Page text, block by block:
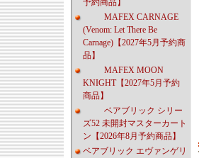
予約商品】
MAFEX CARNAGE
(Venom: Let There Be
Carnage)【2027年5月予約商
品】
MAFEX MOON
KNIGHT【2027年5月予約
商品】
ベアブリック シリー
ズ52 未開封マスターカート
ン【2026年8月予約商品】
ベアブリック エヴァンゲリ